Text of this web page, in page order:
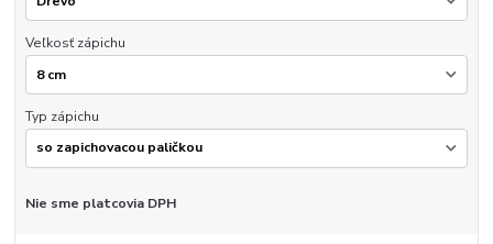
Veľkosť zápichu
Typ zápichu
Nie sme platcovia DPH